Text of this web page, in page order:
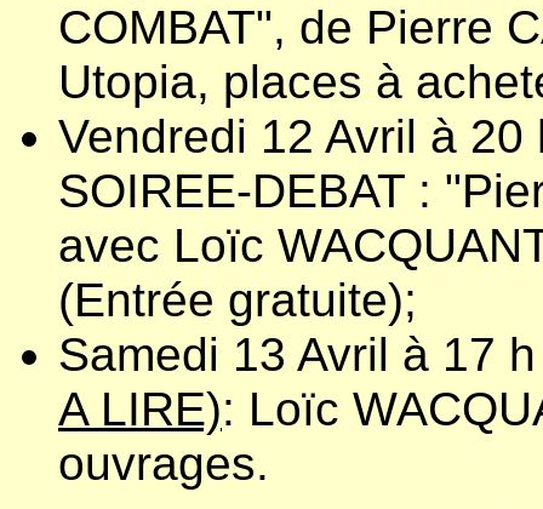
COMBAT", de Pierre
Utopia, places à
Vendredi 12 Avril à
SOIREE-DEBAT :
avec Loïc
(Entrée gratuite);
Samedi 13 Avril à 17
A LIRE): Loïc
ouvrages.